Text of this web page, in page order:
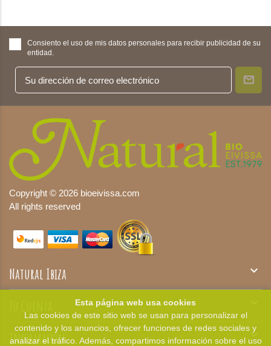
Consiento el uso de mis datos personales para recibir publicidad de su
entidad.
Copyright © 2026 bioeivissa.com
All rights reserved
Natural Ibiza 
Información 
Esta página web usa cookies
Las cookies de este sitio web se usan para personalizar el
contenido y los anuncios, ofrecer funciones de redes sociales y
analizar el tráfico. Además, compartimos información sobre el uso